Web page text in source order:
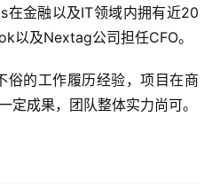
金融以及IT领域内拥有近20
以及Nextag公司担任CFO。
的工作履历经验，项目在商
定成果，团队整体实力尚可。